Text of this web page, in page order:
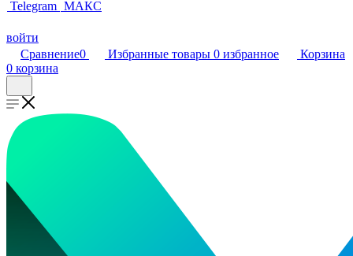
Telegram МАКС
войти
Сравнение0 Избранные товары 0 избранное
Корзина
0 корзина